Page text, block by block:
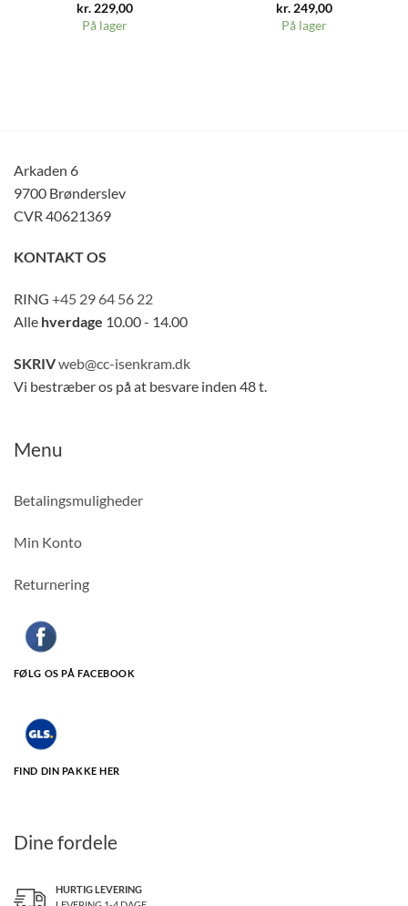
kr.229,00
På lager
kr.249,00
På lager
Arkaden 6
9700 Brønderslev
CVR 40621369
KONTAKT OS
RING +45 29 64 56 22
Alle hverdage 10.00 - 14.00
SKRIVweb@cc-isenkram.dk
Vi bestræber os på at besvare inden 48 t.
Menu
Betalingsmuligheder
Min Konto
Returnering
FØLG OS PÅ FACEBOOK
FIND DIN PAKKE HER
Dine fordele
HURTIG LEVERING